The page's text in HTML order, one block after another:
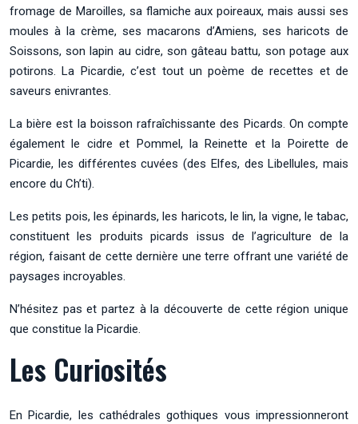
fromage de Maroilles, sa flamiche aux poireaux, mais aussi ses
moules à la crème, ses macarons d’Amiens, ses haricots de
Soissons, son lapin au cidre, son gâteau battu, son potage aux
potirons. La Picardie, c’est tout un poème de recettes et de
saveurs enivrantes.
La bière est la boisson rafraîchissante des Picards. On compte
également le cidre et Pommel, la Reinette et la Poirette de
Picardie, les différentes cuvées (des Elfes, des Libellules, mais
encore du Ch’ti).
Les petits pois, les épinards, les haricots, le lin, la vigne, le tabac,
constituent les produits picards issus de l’agriculture de la
région, faisant de cette dernière une terre offrant une variété de
paysages incroyables.
N’hésitez pas et partez à la découverte de cette région unique
que constitue la Picardie.
Les Curiosités
En Picardie, les cathédrales gothiques vous impressionneront